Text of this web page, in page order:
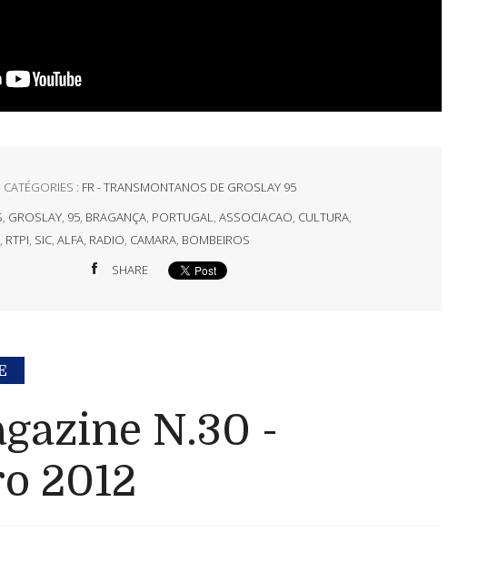
CATÉGORIES : FR - TRANSMONTANOS DE GROSLAY 95
, GROSLAY, 95, BRAGANÇA, PORTUGAL, ASSOCIACAO, CULTURA,
, RTPI, SIC, ALFA, RADIO, CAMARA, BOMBEIROS
SHARE
N.30 -
2012